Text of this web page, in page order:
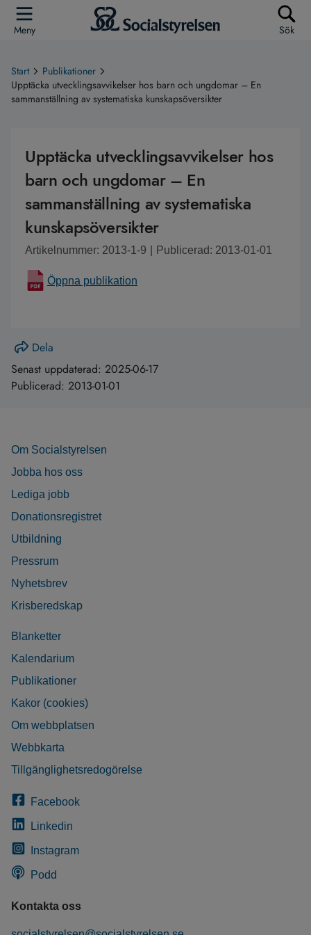
Meny Sök
Start
Publikationer
Upptäcka utvecklingsavvikelser hos barn och ungdomar – En
sammanställning av systematiska kunskapsöversikter
Upptäcka utvecklingsavvikelser hos
barn och ungdomar – En
sammanställning av systematiska
kunskapsöversikter
Artikelnummer: 2013-1-9 Publicerad: 2013-01-01
Öppna publikation
Dela
Senast uppdaterad: 2025-06-17
Publicerad: 2013-01-01
Om Socialstyrelsen
Jobba hos oss
Lediga jobb
Donationsregistret
Utbildning
Pressrum
Nyhetsbrev
Krisberedskap
Blanketter
Kalendarium
Publikationer
Kakor (cookies)
Om webbplatsen
Webbkarta
Tillgänglighetsredogörelse
Facebook
Linkedin
Instagram
Podd
Kontakta oss